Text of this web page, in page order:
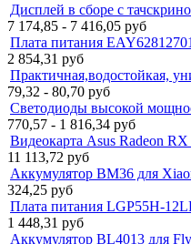
Дисплей в сборе с
7 174,85 - 7 416,05 руб
Плата питания
2 854,31 руб
Практичная,водостойкая,
79,32 - 80,70 руб
Светодиоды высокой
770,57 - 1 816,34 руб
Видеокарта Asus Radeon
11 113,72 руб
Аккумулятор BM36 для
324,25 руб
Плата питания LGP55H-
1 448,31 руб
Аккумулятор BL4013 для